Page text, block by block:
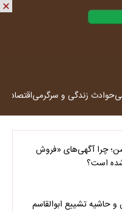
حوادث زندگی و سرگرمیاقتصاد
چرا آگهی‌های «فروش
است؟
و حاشیه تشییع ابوالقاسم